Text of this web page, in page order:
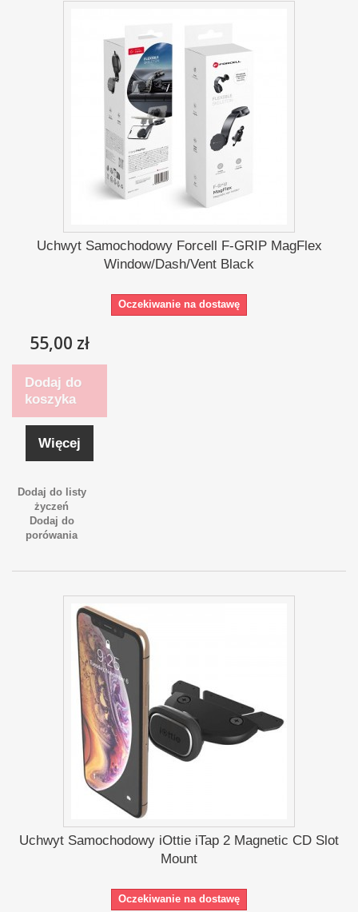
Uchwyt Samochodowy Forcell F-GRIP MagFlex
Window/Dash/Vent Black
Oczekiwanie na dostawę
55,00 zł
Dodaj do
koszyka
Więcej
Dodaj do listy
życzeń
Dodaj do
porówania
Uchwyt Samochodowy iOttie iTap 2 Magnetic CD Slot
Mount
Oczekiwanie na dostawę